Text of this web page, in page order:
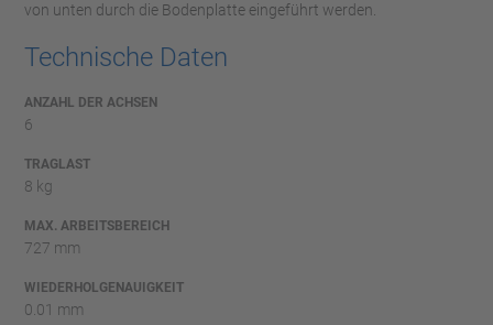
von unten durch die Bodenplatte eingeführt werden.
Technische Daten
ANZAHL DER ACHSEN
6
TRAGLAST
8 kg
MAX. ARBEITSBEREICH
727 mm
WIEDERHOLGENAUIGKEIT
0.01 mm